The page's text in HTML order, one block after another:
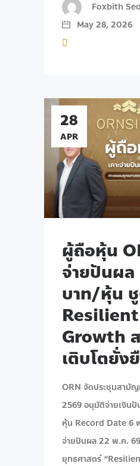
Foxbith Seo
May 28, 2026
28
APR
ผู้ถือหุ้น
จ่ายปันผ
บาท/หุ้น
Resilient
Growth
เติบโตยั่ง
ORN จัดประชุมสามั
2569 อนุมัติจ่ายเงิน
หุ้น Record Date 6
จ่ายปันผล 22 พ.ค.
ยุทธศาสตร์